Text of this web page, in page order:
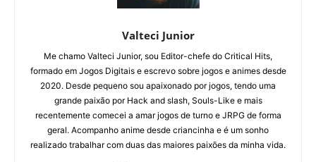
Valteci Junior
Me chamo Valteci Junior, sou Editor-chefe do Critical Hits,
formado em Jogos Digitais e escrevo sobre jogos e animes desde
2020. Desde pequeno sou apaixonado por jogos, tendo uma
grande paixão por Hack and slash, Souls-Like e mais
recentemente comecei a amar jogos de turno e JRPG de forma
geral. Acompanho anime desde criancinha e é um sonho
realizado trabalhar com duas das maiores paixões da minha vida.